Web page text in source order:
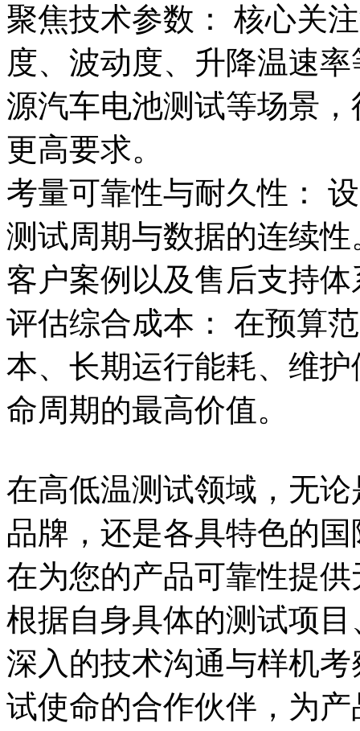
聚焦技术参数： 核心关
度、波动度、升降温速
源汽车电池测试等场景
更高要求。
考量可靠性与耐久性：
测试周期与数据的连续
客户案例以及售后支持
评估综合成本： 在预算
本、长期运行能耗、维
命周期的最高价值。
在高低温测试领域，无
品牌，还是各具特色的
在为您的产品可靠性提
根据自身具体的测试项
深入的技术沟通与样机
试使命的合作伙伴，为